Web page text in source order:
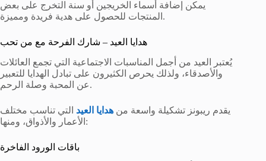
يمكن إضافة أسماء الخريجين أو سنة التخرج على بعض
المنتجات للحصول على هدية فريدة ومميزة.
هدايا العيد – شارك الفرحة مع من تحب
يُعتبر العيد من أجمل المناسبات الاجتماعية التي تجمع العائلات
والأصدقاء، ولذلك يحرص الكثيرون على تبادل الهدايا للتعبير
عن المحبة وصلة الرحم.
يقدم ريبونز تشكيلة واسعة من هدايا العيد التي تناسب مختلف
الأعمار والأذواق، ومنها:
باقات الورود الفاخرة